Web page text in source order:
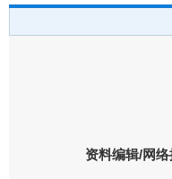
东山县通报“牛蛙产
资料编辑/网络